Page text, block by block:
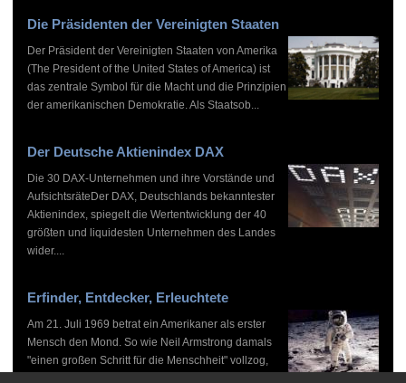
Die Präsidenten der Vereinigten Staaten
Der Präsident der Vereinigten Staaten von Amerika
(The President of the United States of America) ist
das zentrale Symbol für die Macht und die Prinzipien
der amerikanischen Demokratie. Als Staatsob...
Der Deutsche Aktienindex DAX
Die 30 DAX-Unternehmen und ihre Vorstände und
AufsichtsräteDer DAX, Deutschlands bekanntester
Aktienindex, spiegelt die Wertentwicklung der 40
größten und liquidesten Unternehmen des Landes
wider....
Erfinder, Entdecker, Erleuchtete
Am 21. Juli 1969 betrat ein Amerikaner als erster
Mensch den Mond. So wie Neil Armstrong damals
"einen großen Schritt für die Menschheit" vollzog,